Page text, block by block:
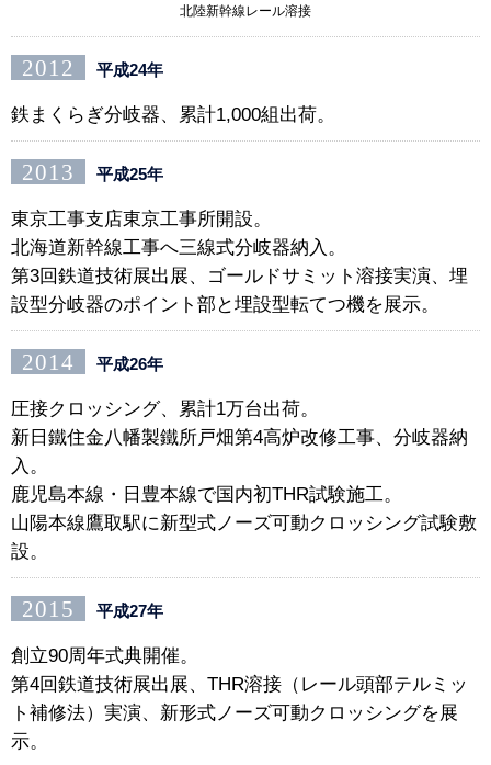
北陸新幹線レール溶接
2012 平成24年
鉄まくらぎ分岐器、累計1,000組出荷。
2013 平成25年
東京工事支店東京工事所開設。
北海道新幹線工事へ三線式分岐器納入。
第3回鉄道技術展出展、ゴールドサミット溶接実演、埋
設型分岐器のポイント部と埋設型転てつ機を展示。
2014 平成26年
圧接クロッシング、累計1万台出荷。
新日鐵住金八幡製鐵所戸畑第4高炉改修工事、分岐器納
入。
鹿児島本線・日豊本線で国内初THR試験施工。
山陽本線鷹取駅に新型式ノーズ可動クロッシング試験敷
設。
2015 平成27年
創立90周年式典開催。
第4回鉄道技術展出展、THR溶接（レール頭部テルミッ
ト補修法）実演、新形式ノーズ可動クロッシングを展
示。